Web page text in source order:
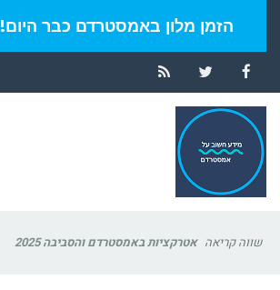
הזמן מלון באמסטרדם כבר היום!
Facebook
Twitter
RSS
שווה קריאה אטרקציות באמסטרדם והסביבה 2025